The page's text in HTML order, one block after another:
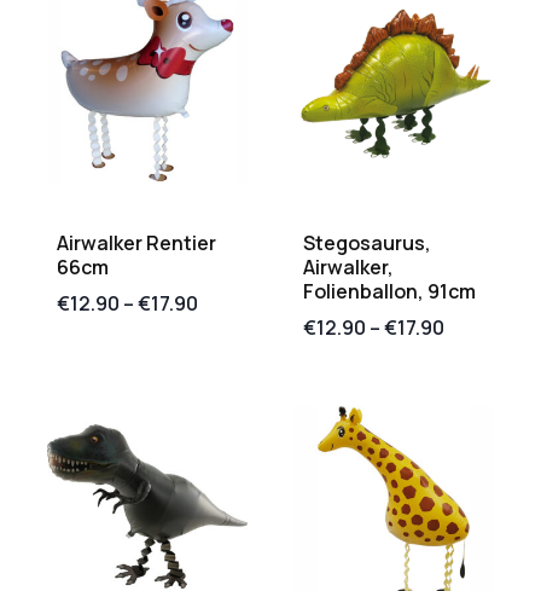
Airwalker Rentier
66cm
€12.90 –€17.90
Stegosaurus,
Airwalker,
Folienballon, 91cm
€12.90 –€17.90